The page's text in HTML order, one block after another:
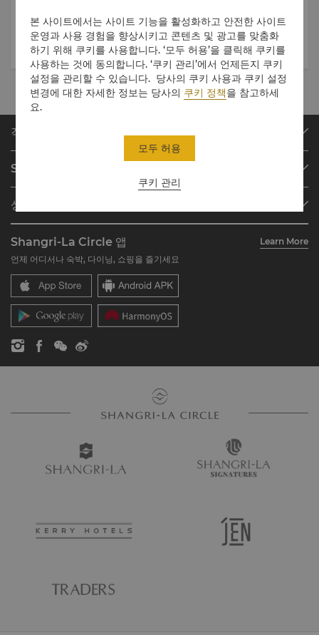
Sirena Cabanas 특별한 프라이빗 다이닝
객실 예약하기
예약 찾기
레스토랑 및 바
Shangri-La Circle
Shangri-La Circle 가입하기
자주 묻는 질문
문의하기
샹그릴라 그룹 소개
호텔 브랜드
레지던스
레지던스
문의하기
채용
글로벌 시티즌십
뉴스
Shangri-La Circle 앱
Learn More
언제 어디서나 숙박, 다이닝, 쇼핑을 즐기세요
본 사이트에서는 사이트 기능을 활성화하고 안전한 사이트
운영과 사용 경험을 향상시키고 콘텐츠 및 광고를 맞춤화
하기 위해 쿠키를 사용합니다. ‘모두 허용’을 클릭해 쿠키를
사용하는 것에 동의합니다. ‘쿠키 관리’에서 언제든지 쿠키
설정을 관리할 수 있습니다. 당사의 쿠키 사용과 쿠키 설정
변경에 대한 자세한 정보는 당사의 쿠키 정책을 참고하세
요.
쿠키 관리
모두 허용